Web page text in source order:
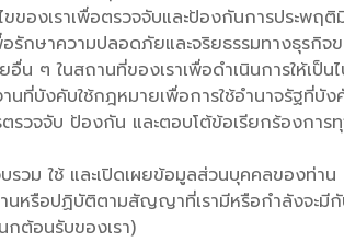
ของเราเพื่อตรวจจับและป้องกันการประพ
รักษาความปลอดภัยและจริยธรรมทางธุร
น ๆ ในสถานที่ของเราเพื่อดำเนินการให้เ
บังคับใช้กฎหมายเพื่อการใช้อำนาจรัฐที่บั
ตรวจจับ ป้องกัน และตอบโต้ข้อเรียกร้อง
บรวม ใช้ และเปิดเผยข้อมูลส่วนบุคคลของ
านหรือปฏิบัติตามสัญญาที่เรามีหรือกำลังจะ
ต้อนรับของเรา)